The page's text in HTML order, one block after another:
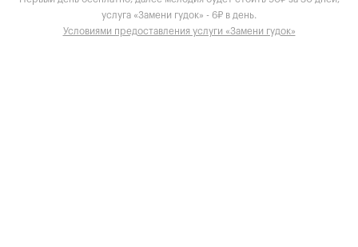
услуга «Замени гудок» - 6₽ в день.
Условиями предоставления услуги «Замени гудок»